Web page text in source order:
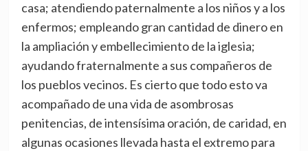
casa; atendiendo paternalmente a los niños y a los
enfermos; empleando gran cantidad de dinero en
la ampliación y embellecimiento de la iglesia;
ayudando fraternalmente a sus compañeros de
los pueblos vecinos. Es cierto que todo esto va
acompañado de una vida de asombrosas
penitencias, de intensísima oración, de caridad, en
algunas ocasiones llevada hasta el extremo para